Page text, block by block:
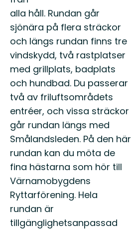
alla håll. Rundan går
sjönära på flera sträckor
och längs rundan finns tre
vindskydd, två rastplatser
med grillplats, badplats
och hundbad. Du passerar
två av friluftsområdets
entréer, och vissa sträckor
går rundan längs med
Smålandsleden. På den här
rundan kan du möta de
fina hästarna som hör till
Värnamobygdens
Ryttarförening. Hela
rundan är
tillgänglighetsanpassad